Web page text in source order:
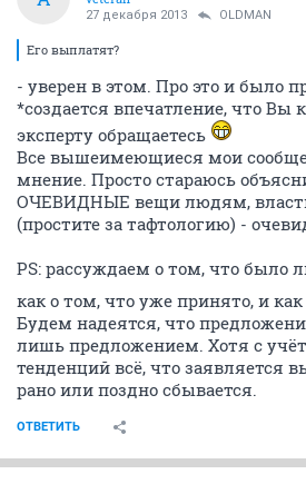
27 декабря 2013 OLDMAN
Его выплатят?
- уверен в этом. Про это и было
*создается впечатление, что Вы
эксперту обращаетесь
Все вышеимеющиеся мои
мнение. Просто стараюсь
ОЧЕВИДНЫЕ вещи людям,
(простите за тафтологию) -
PS: рассуждаем о том, что было
как о том, что уже принято, и как
Будем надеятся, что
лишь предложением. Хотя с
тенденций всё, что заявляется
рано или поздно сбывается.
ОТВЕТИТЬ